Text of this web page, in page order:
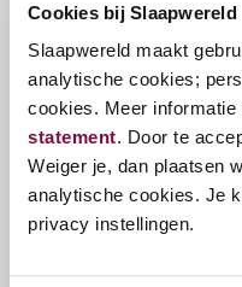
Cookies bij Slaapwereld
Slaapwereld maakt
analytische cookies;
cookies. Meer informatie
statement. Door te
Weiger je, dan plaatsen
analytische cookies. Je
privacy instellingen.
een stabiele nachtrust.
Specificaties
Merk:Velfont
Materiaal:100%
technologie
Geschikt voor